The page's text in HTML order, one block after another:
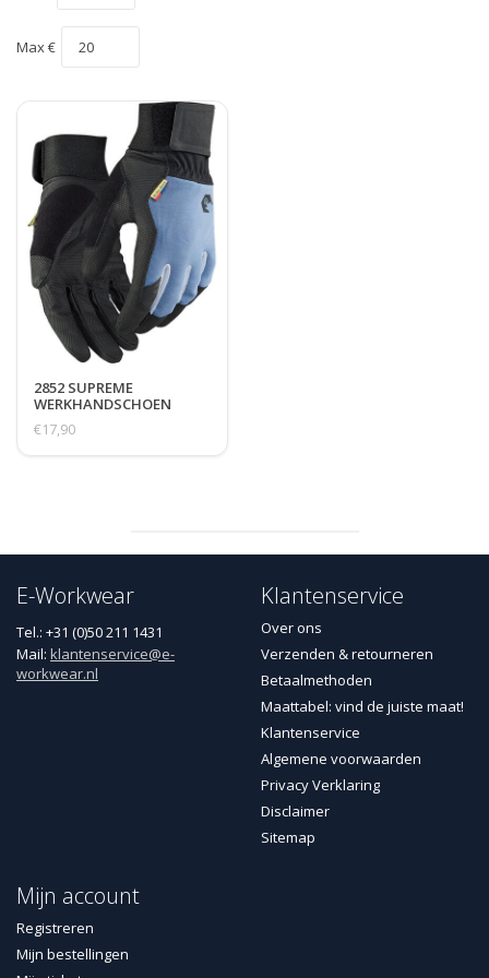
Max €
2852 SUPREME
WERKHANDSCHOEN
TOUCH KLITTENBAND
€17,90
E-Workwear
Tel.: +31 (0)50 211 1431
Mail: klantenservice@e-
workwear.nl
Klantenservice
Over ons
Verzenden & retourneren
Betaalmethoden
Maattabel: vind de juiste maat!
Klantenservice
Algemene voorwaarden
Privacy Verklaring
Disclaimer
Sitemap
Mijn account
Registreren
Mijn bestellingen